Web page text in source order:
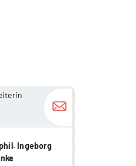
Ingeborg
more...
more...